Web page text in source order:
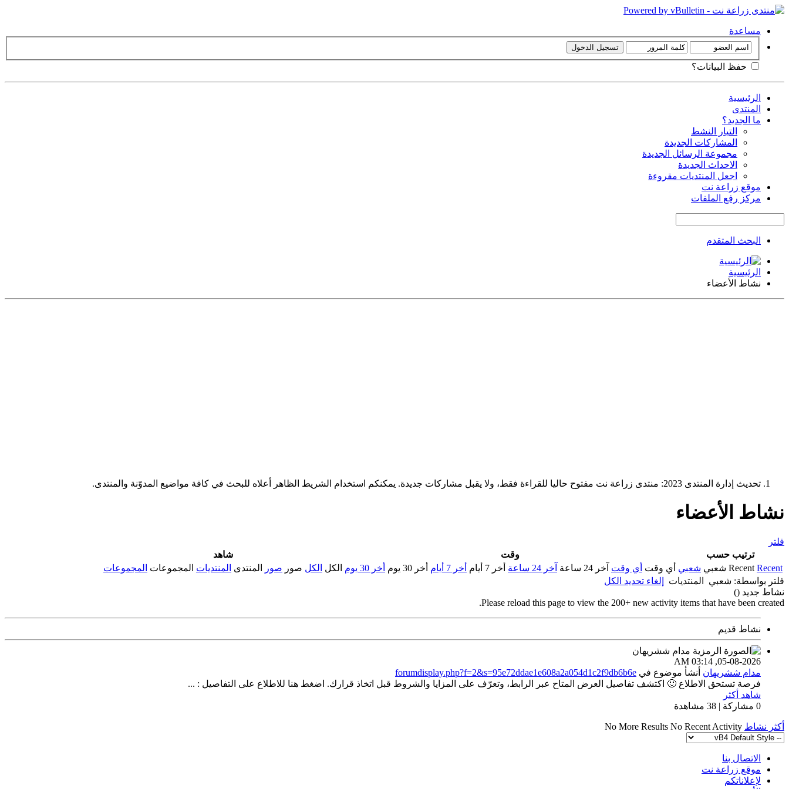
مساعدة
حفظ البيانات؟
الرئيسية
المنتدى
ما الجديد؟
التيار النشط
المشاركات الجديدة
مجموعة الرسائل الجديدة
الاحداث الجديدة
اجعل المنتديات مقروءة
موقع زراعة نت
مركز رفع الملفات
البحث المتقدم
الرئيسية
نشاط الأعضاء
تحديث إدارة المنتدى 2023: منتدى زراعة نت مفتوح حاليا للقراءة فقط، ولا يقبل مشاركات جديدة. يمكنكم استخدام الشريط الظاهر أعلاه للبحث في كافة مواضيع المدوّنة والمنتدى.
نشاط الأعضاء
فلتر
ترتيب حسب
وقت
شاهد
Recent Recent شعبي شعبي أي وقت أي وقت آخر 24 ساعة آخر 24 ساعة أخر 7 أيام أخر 7 أيام أخر 30 يوم أخر 30 يوم الكل الكل صور صور المنتدى المنتديات المجموعات المجموعات
فلتر بواسطة: شعبي المنتديات
إلغاء تحديد الكل
نشاط جديد ()
Please reload this page to view the 200+ new activity items that have been created.
نشاط قديم
05-08-2026,
03:14 AM
مدام ششريهان أنشأ موضوع في forumdisplay.php?f=2&s=95e72ddae1e608a2a054d1c2f9db6b6e
فرصة تستحق الاطلاع 🙂 اكتشف تفاصيل العرض المتاح عبر الرابط، وتعرّف على المزايا والشروط قبل اتخاذ قرارك. اضغط هنا للاطلاع على التفاصيل : ...
شاهد أكثر
0 مشاركة | 38 مشاهدة
أكثر نشاط No More Results No Recent Activity
الاتصال بنا
موقع زراعة نت
لإعلاناتكم